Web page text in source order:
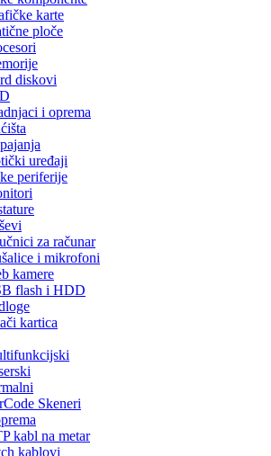
karte
ploče
diskovi
i oprema
uređaji
periferije
za računar
i mikrofoni
kamere
flash i HDD
kartica
Skeneri
kabl na metar
kablovi